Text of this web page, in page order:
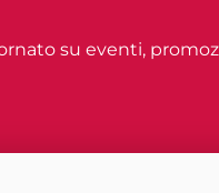
su eventi,